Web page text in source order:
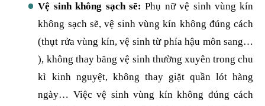
Vệ sinh không sạch sẽ:Phụ nữ vệ sinh vùng kín
không sạch sẽ, vệ sinh vùng kín không đúng cách
(thụt rửa vùng kín, vệ sinh từ phía hậu môn sang…
), không thay băng vệ sinh thường xuyên trong chu
kì kinh nguyệt, không thay giặt quần lót hàng
ngày… Việc vệ sinh vùng kín không đúng cách